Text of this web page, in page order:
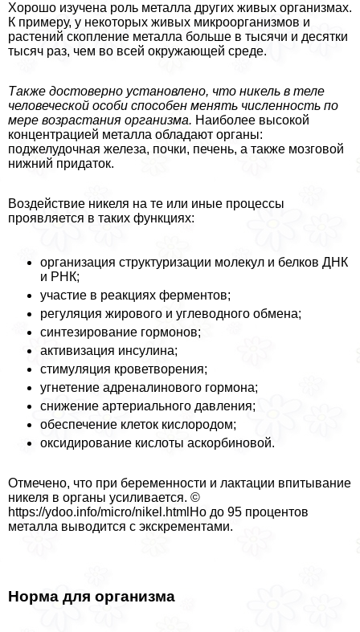
Хорошо изучена роль металла других живых организмах.
К примеру, у некоторых живых микроорганизмов и
растений скопление металла больше в тысячи и десятки
тысяч раз, чем во всей окружающей среде.
Также достоверно установлено, что никель в теле
человеческой особи способен менять численность по
мере возрастания организма. Наиболее высокой
концентрацией металла обладают органы:
поджелудочная железа, почки, печень, а также мозговой
нижний придаток.
Воздействие никеля на те или иные процессы
проявляется в таких функциях:
организация структуризации молекул и белков ДНК
и РНК;
участие в реакциях ферментов;
регуляция жирового и углеводного обмена;
синтезирование гормонов;
активизация инсулина;
стимуляция кроветворения;
угнетение адреналинового гормона;
снижение артериального давления;
обеспечение клеток кислородом;
оксидирование кислоты аскорбиновой.
Отмечено, что при беременности и лактации впитывание
никеля в органы усиливается. ©
https://ydoo.info/micro/nikel.htmlНо до 95 процентов
металла выводится с экскрементами.
Норма для организма